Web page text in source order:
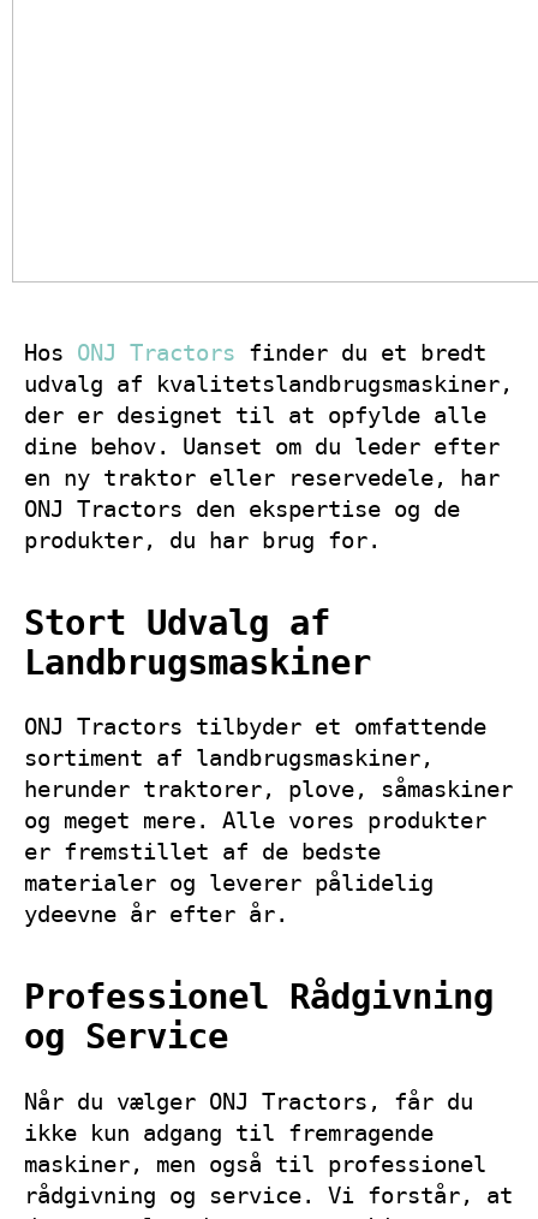
Hos ONJ Tractors finder du et bredt
udvalg af kvalitetslandbrugsmaskiner,
der er designet til at opfylde alle
dine behov. Uanset om du leder efter
en ny traktor eller reservedele, har
ONJ Tractors den ekspertise og de
produkter, du har brug for.
Stort Udvalg af
Landbrugsmaskiner
ONJ Tractors tilbyder et omfattende
sortiment af landbrugsmaskiner,
herunder traktorer, plove, såmaskiner
og meget mere. Alle vores produkter
er fremstillet af de bedste
materialer og leverer pålidelig
ydeevne år efter år.
Professionel Rådgivning
og Service
Når du vælger ONJ Tractors, får du
ikke kun adgang til fremragende
maskiner, men også til professionel
rådgivning og service. Vi forstår, at